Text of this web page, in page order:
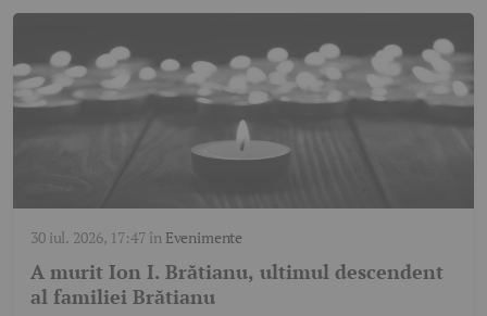
30 iul. 2026, 17:47în Evenimente
A murit Ion I. Brătianu, ultimul descendent
al familiei Brătianu